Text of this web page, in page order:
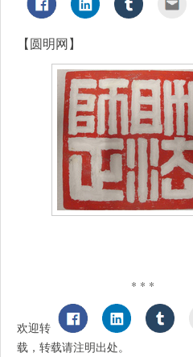
【圆明网】
* * *
欢迎转
载，转载请注明出处。